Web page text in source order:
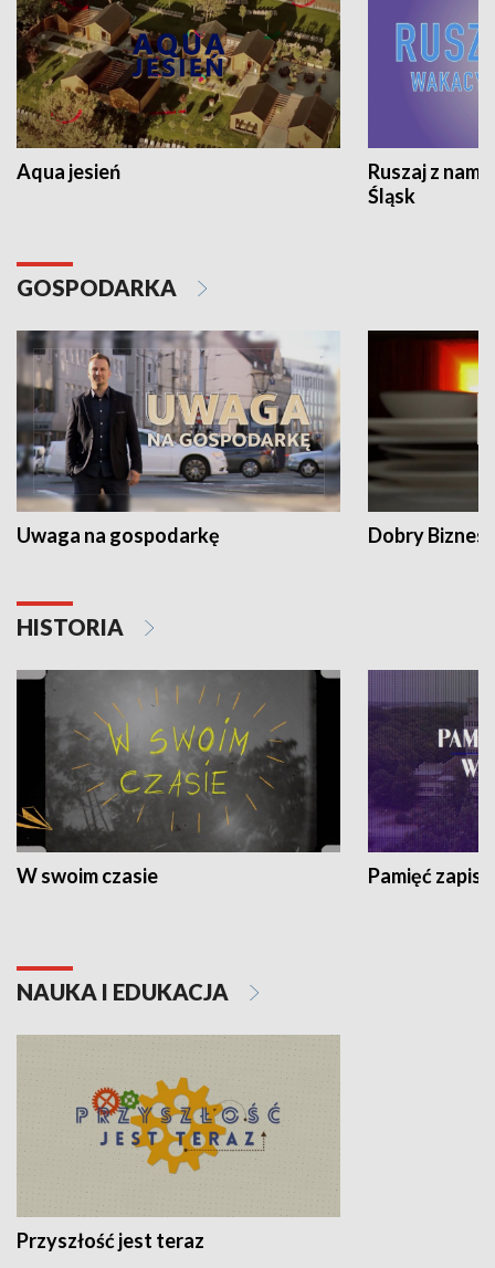
Aqua jesień
Ruszaj z
Śląsk
GOSPODARKA
Uwaga na gospodarkę Dobry Biznes
HISTORIA
W swoim czasie Pamięć
NAUKA I EDUKACJA
Przyszłość jest teraz